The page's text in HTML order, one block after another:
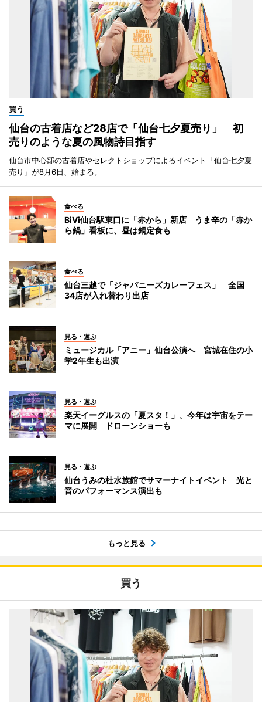
買う
仙台の古着店など28店で「仙台七夕夏売り」 初
売りのような夏の風物詩目指す
仙台市中心部の古着店やセレクトショップによるイベント「仙台七夕夏
売り」が8月6日、始まる。
食べる
BiVi仙台駅東口に「赤から」新店 うま辛の「赤か
ら鍋」看板に、昼は鍋定食も
食べる
仙台三越で「ジャパニーズカレーフェス」 全国
34店が入れ替わり出店
見る・遊ぶ
ミュージカル「アニー」仙台公演へ 宮城在住の小
学2年生も出演
見る・遊ぶ
楽天イーグルスの「夏スタ！」、今年は宇宙をテー
マに展開 ドローンショーも
見る・遊ぶ
仙台うみの杜水族館でサマーナイトイベント 光と
音のパフォーマンス演出も
もっと見る
買う